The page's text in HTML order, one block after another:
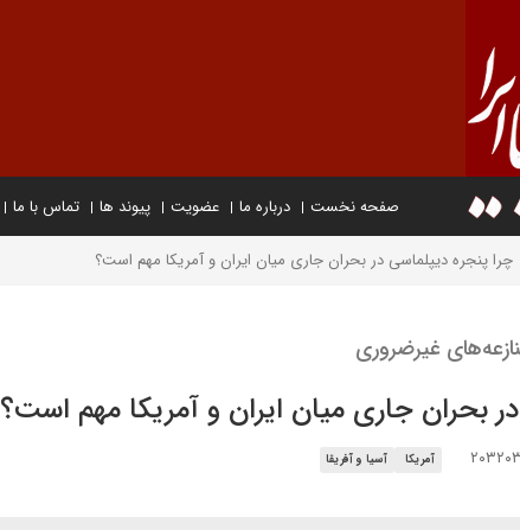
صفحه نخست درباره ما عضویت پیوند ها تماس با ما
چرا پنجره دیپلماسی در بحران جاری میان ایران و آمریکا مهم است؟
غیرضروری
بحران جاری میان ایران و آمریکا مهم است؟
آمریکا
آسیا و آفریقا